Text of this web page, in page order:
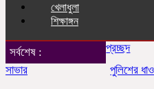
খেলাধুলা
শিক্ষাঙ্গন
সর্বশেষ :
পুলিশের ধাওয়ায়
প্রচ্ছদ
সাভার